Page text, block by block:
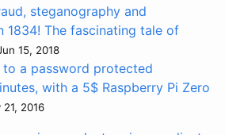
steganography and
1834! The fascinating tale of
15, 2018
to a password protected
with a 5$ Raspberry Pi Zero
21, 2016